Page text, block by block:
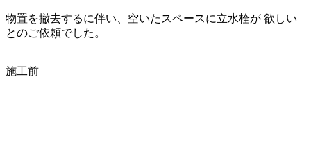
物置を撤去するに伴い、空いたスペースに立水栓が 欲しい
とのご依頼でした。
施工前